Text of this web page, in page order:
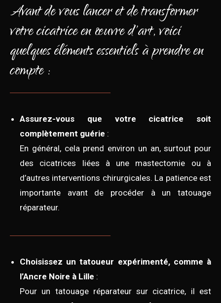
Avant de vous lancer et de transformer
votre cicatrice en œuvre d'art, voici
quelques éléments essentiels à prendre en
compte :
Assurez-vous que votre cicatrice soit
complètement guérie :
En général, cela prend environ un an, surtout pour
des cicatrices liées à une mastectomie ou à
d’autres interventions chirurgicales. La patience est
importante avant de procéder à un tatouage
réparateur.
Choisissez un tatoueur expérimenté, comme à
l’Ancre Noire à Lille :
Pour un tatouage réparateur sur cicatrice, il est